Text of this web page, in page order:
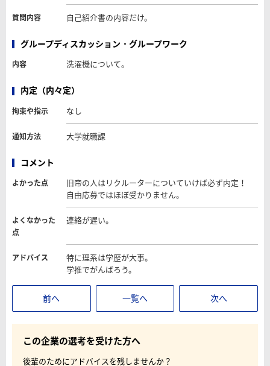
質問内容 自己紹介書の内容だけ。
グループディスカッション・グループワーク
内容 洗濯機について。
内定（内々定）
拘束や指示 なし
通知方法 大学就職課
コメント
よかった点
旧帝の人はリクルーターについていけば必ず内定！
自由応募ではほぼ受かりません。
よくなかった
点
連絡が遅い。
アドバイス
特に理系は学歴が大事。
学推でがんばろう。
前へ 一覧へ 次へ
この企業の選考を受けた方へ
後輩のためにアドバイスを残しませんか？